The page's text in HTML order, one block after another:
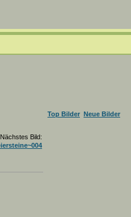
Top Bilder Neue Bilder
Nächstes Bild: